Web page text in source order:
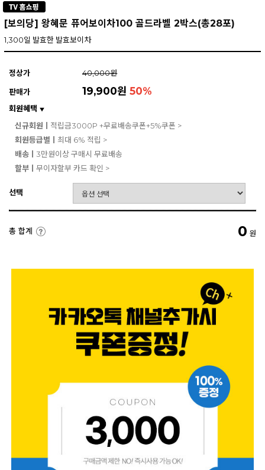
[보의당] 왕혜문 퓨어보이차100 골드라벨 2박스(총28포)
1,300일 발효한 발효보이차
정상가
40,000원
판매가
19,900원50%
회원혜택 ▼
신규회원ㅣ 적립금3000P +무료배송쿠폰+5%쿠폰 >
회원등급별ㅣ 최대 6% 적립 >
배송ㅣ 3만원이상 구매시 무료배송
할부ㅣ 무이자할부 카드 확인 >
선택
총 합계 0 원